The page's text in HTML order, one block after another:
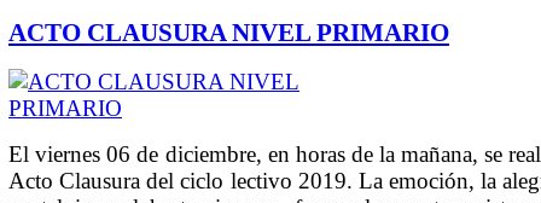
ACTO CLAUSURA NIVEL PRIMARIO
El viernes 06 de diciembre, en horas de la mañana, se
Acto Clausura del ciclo lectivo 2019. La emoción, la